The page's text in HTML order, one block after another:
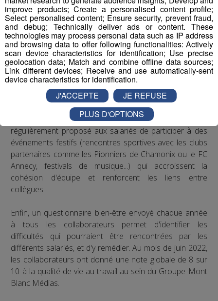
Mont Blanc s’est engagé à respecter les
recommandations de la médecine du travail en matière
de posture sur les postes de travail : des rehausseurs de
clavier ont été distribués aux salariés qui le souhaitaient.
Concernant le bien-être au travail, le Groupe Mont Blanc
Médias organise depuis plusieurs années des
séminaires d’entreprise qui permettent à ses
collaborateurs de partager des moments conviviaux qui
sortent du cadre formel du travail. De plus, il est
régulièrement proposé aux salariés de participer à des
événements festifs (rencontres sportives avec les clubs
partenaires comme les Pionniers de Chamonix ou le FC
Annecy, festivals de musique...) qui accroissent la
cohésion d'équipe et renforcent les liens entre
collègues.
Enfin, un questionnaire bien-être envoyé chaque année
à tous les collaborateurs permet d'identifier les
difficultés qui pourraient être rencontrées par les
différents salariés, et d'y remédier. Au mois de juin 2022,
les collaborateurs ont donné une note globale de 8 sur
10 à la qualité de vie au travail au sein du Groupe Mont
Blanc Médias.
improve products; Create a personalised content profile;
Select personalised content; Ensure security, prevent fraud,
and debug; Technically deliver ads or content. These
technologies may process personal data such as IP address
and browsing data to offer following functionalities: Actively
scan device characteristics for identification; Use precise
geolocation data; Match and combine offline data sources;
Link different devices; Receive and use automatically-sent
device characteristics for identification.
J'ACCEPTE
JE REFUSE
PLUS D'OPTIONS